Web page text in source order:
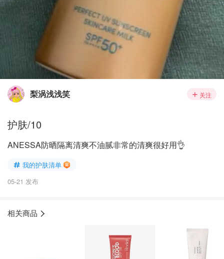
梨涡浅浅笑 关注
护肤/10
ANESSA防晒隔离清爽不油腻非常的清爽很好用👌
我的护肤清单
05-21 发布
相关商品